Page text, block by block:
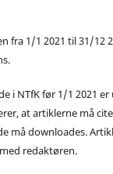
fra 1/1 2021 til 31/12
i NTfK før 1/1 2021
at artiklerne må
må downloades.
redaktøren.